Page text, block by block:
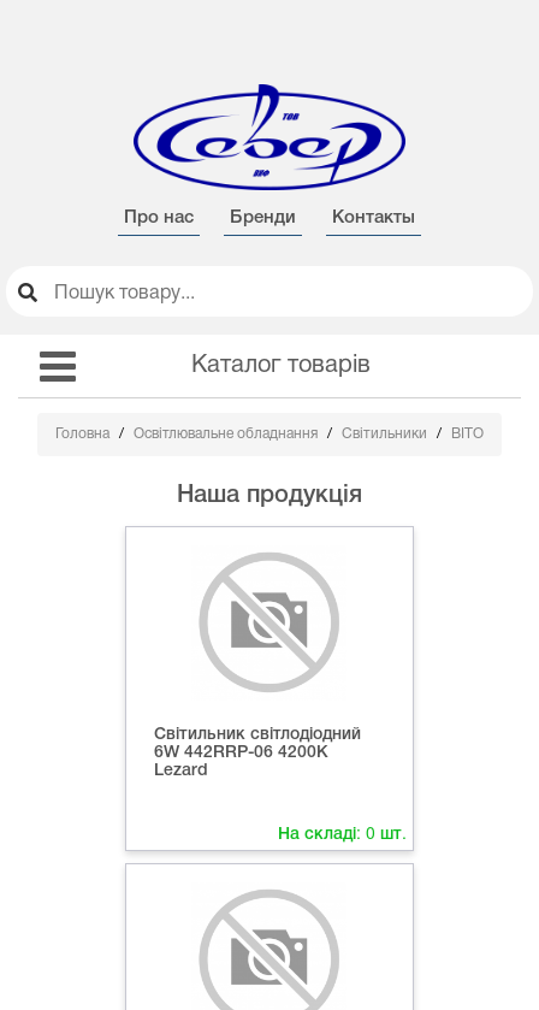
Про нас Бренди Контакты
Каталог товарів
Головна Освітлювальне обладнання Світильники BITO
Наша продукція
Світильник світлодіодний
6W 442RRP-06 4200K
Lezard
На складі: 0 шт.